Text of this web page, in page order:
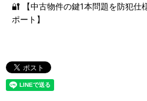
🔐 【中古物件の鍵1本問題を防犯仕
ポート】